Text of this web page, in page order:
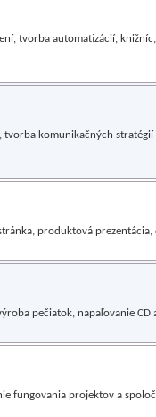
tvorba automatizácií,
komunikačných
produktová
pečiatok, napaľovanie CD
fungovania projektov a